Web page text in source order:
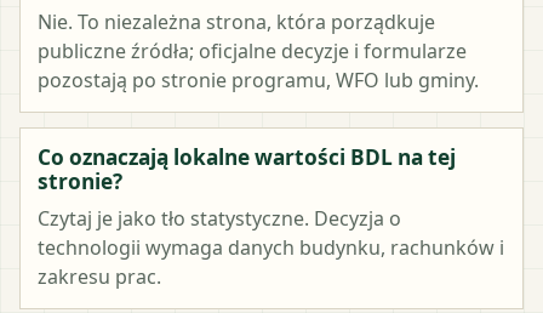
Nie. To niezależna strona, która porządkuje
publiczne źródła; oficjalne decyzje i formularze
pozostają po stronie programu, WFO lub gminy.
Co oznaczają lokalne wartości BDL na tej
stronie?
Czytaj je jako tło statystyczne. Decyzja o
technologii wymaga danych budynku, rachunków i
zakresu prac.